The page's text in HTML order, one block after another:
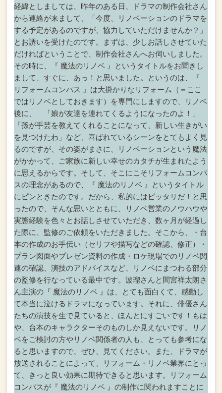
経緯としましては、昨年のある日、ドラマの制作会社さん
から連絡が来まして、
「今度、リノベーションのドラマを
する予定があるのですが、協力していただけませんか？」
とお誘いを受けたのです。
まずは、少しお話しさせていた
だければということで、制作会社さんへお伺いしました。
その時に、『 魔法のリノベ 』というタイトルをお聞きし
まして、すぐに、あっ！と思いました。
というのは、『
リフォームコンパス 』は大掛かりなリフォーム（＝ここ
ではリノベとしておきます）を専門にしますので、
リノベ
後に、
「娘が友達を連れてくるようになったのよ！」
「孫が手芸を教えてくれることになって、新しい生きがい
を見つけたわ」など、 喜ばれているシーンをとてもよく見
るのですが、その姿がまさに、
リノベーションという魔法
がかかって、ご家族に新しい幸せのカタチが生まれたよう
に思えるからです。 そして、そこにこそリフォームコンパ
スの理念があるので、
『 魔法のリノベ 』というタイトル
にピンときたのです。 だから、私的にはピッタリだ！と思
ったので、 そんな思いとともに、リノベ営業のノウハウや
実態経験を色々とお話しさせていただき、 数ヶ月が経過し
た際に、監修のご依頼をいただきました。 そこから、
・台
本の作成のお手伝い（セリフや描写などの確認、修正）
・
プラン図面やプレゼン資料の作成 ・ロケ現場でのリノベ関
連の確認、演技のアドバイスなど、リノベにまつわる部分
の監修を行なっている最中です。 波瑠さんと間宮祥太朗さ
ん主演の『 魔法のリノベ 』は、
とても面白くて、感動し
て本当に泣けるドラマになっています。 それに、俳優さん
たちの演技を生で見ていると、ほんとにすごいです！ もは
や、台本のキャラクターそのものしか見えないです。
リノ
ベをご検討の方やリノベ関係者の人も、
とっても参考にな
ると思いますので、ぜひ、見てください。
また、ドラマが
放送されることによって、
リフォーム・リノベ業界にとっ
て、きっと良い効果に期待できると思います。
リフォーム
コンパスが『 魔法のリノベ 』の制作に関われますことに